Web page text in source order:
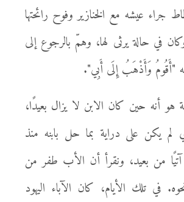
جراء عيشه مع الخنازير وفوح رائحتها
في حالة يرثى لها، وهمّ بالرجوع إلى
"أَقُومُ وَأَذْهَبُ إِلَى أَبِي".
أنه حين كان الابن لا يزال بعيدًا،
لم يكن على دراية بما حل بابنه منذ
من بعيد، ونقرأ أن الأب طفر من
في تلك الأيام، كان الآباء اليهود